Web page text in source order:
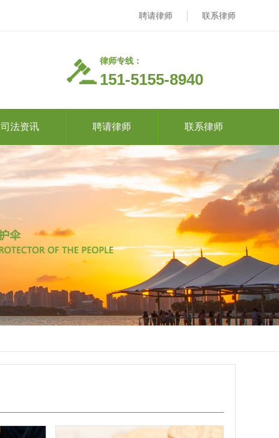
聘请律师 联系律师
律师专线：
151-5155-8940
司法资讯 聘请律师 联系律师